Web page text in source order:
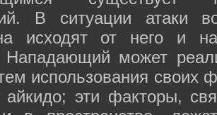
В ситуации атаки
исходят от него и
Нападающий может
использования своих
айкидо; эти факторы,